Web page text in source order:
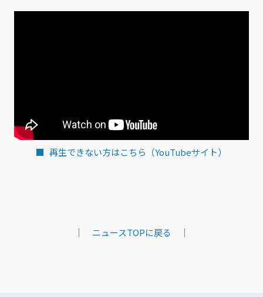
再生できない方はこちら（YouTubeサイト）
｜ ニュースTOPに戻る ｜